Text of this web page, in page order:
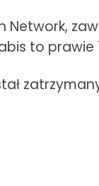
Network,
to prawie